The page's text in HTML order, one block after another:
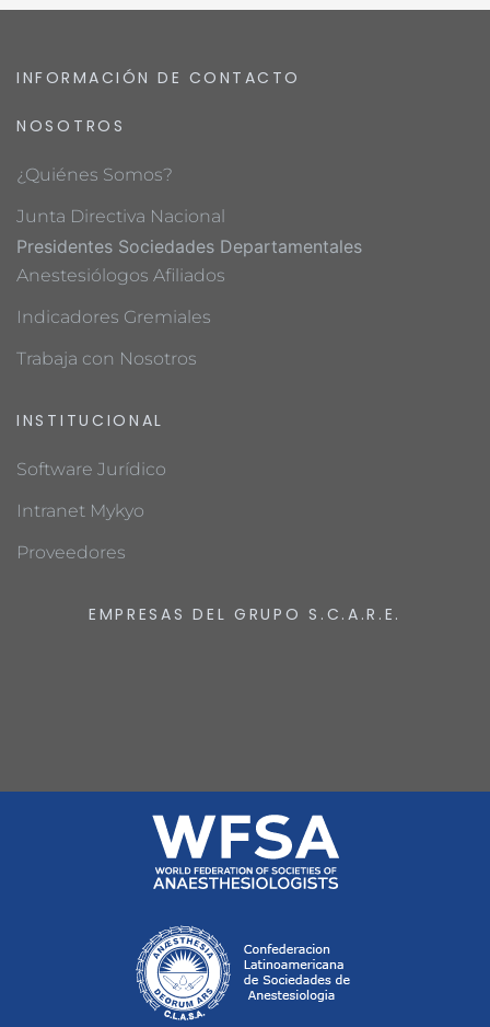
INFORMACIÓN DE CONTACTO
NOSOTROS
¿Quiénes Somos?
Junta Directiva Nacional
Presidentes Sociedades Departamentales
Anestesiólogos Afiliados
Indicadores Gremiales
Trabaja con Nosotros
INSTITUCIONAL
Software Jurídico
Intranet Mykyo
Proveedores
EMPRESAS DEL GRUPO S.C.A.R.E.